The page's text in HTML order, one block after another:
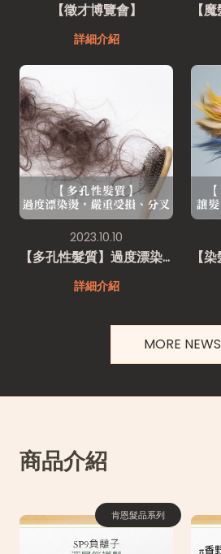
【徵才博覽會】
詳細介紹
2023.10.10
【多孔性髮質】過度漂染燙，嚴重受損、分叉
詳細介紹
MORE NEWS
商品介紹
肯恩髮品系列